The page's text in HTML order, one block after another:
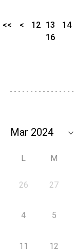
<< < 12 13 14
16
L M
26 27
4 5
11 12